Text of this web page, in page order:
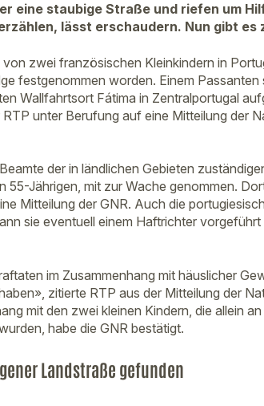
eine staubige Straße und riefen um
lässt erschaudern. Nun gibt es
zwei französischen Kleinkindern in
festgenommen worden. Einem Passanten
Wallfahrtsort Fátima in Zentralportugal
unter Berufung auf eine Mitteilung der
der in ländlichen Gebieten
55-Jährigen, mit zur Wache genommen.
Mitteilung der GNR. Auch die
sie eventuell einem Haftrichter
im Zusammenhang mit häuslicher
zitierte RTP aus der Mitteilung der
mit den zwei kleinen Kindern, die allein
habe die GNR bestätigt.
Landstraße gefunden